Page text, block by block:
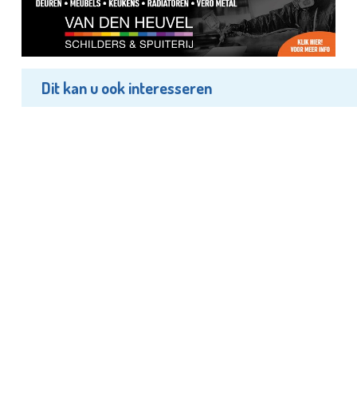
Dit kan u ook interesseren